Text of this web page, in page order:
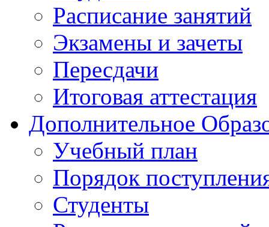
Расписание занятий
Экзамены и зачеты
Пересдачи
Итоговая аттестация
Дополнительное
Учебный план
Порядок
Студенты